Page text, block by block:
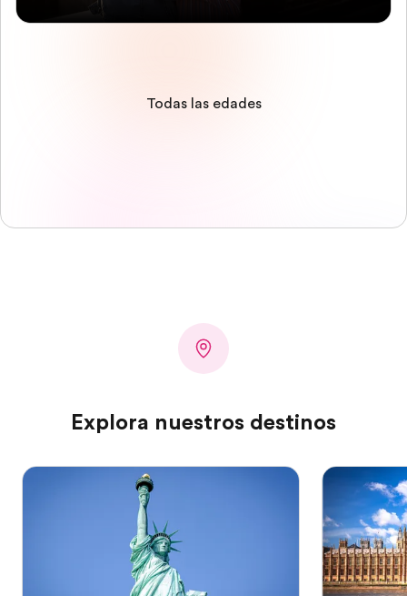
Todas las edades
Explora nuestros destinos